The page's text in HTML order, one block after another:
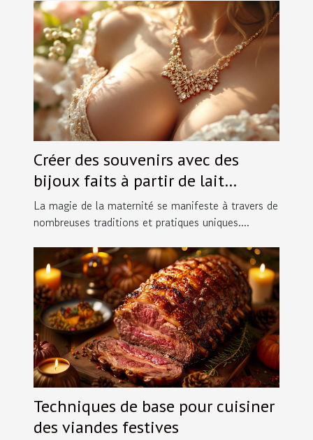
Créer des souvenirs avec des
bijoux faits à partir de lait
maternel
La magie de la maternité se manifeste à travers de
nombreuses traditions et pratiques uniques....
Techniques de base pour cuisiner
des viandes festives